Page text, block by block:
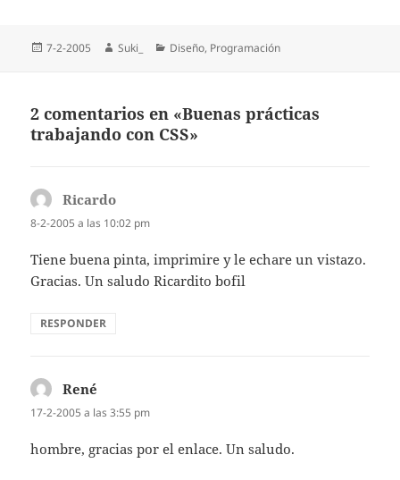
Publicado
7-2-2005 Autor
Suki_ Categorías
Diseño, Programación
2 comentarios en «Buenas prácticas
trabajando con CSS»
Ricardo
8-2-2005 a las 10:02 pm
Tiene buena pinta, imprimire y le echare un vistazo.
Gracias. Un saludo Ricardito bofil
RESPONDER
René
17-2-2005 a las 3:55 pm
hombre, gracias por el enlace. Un saludo.